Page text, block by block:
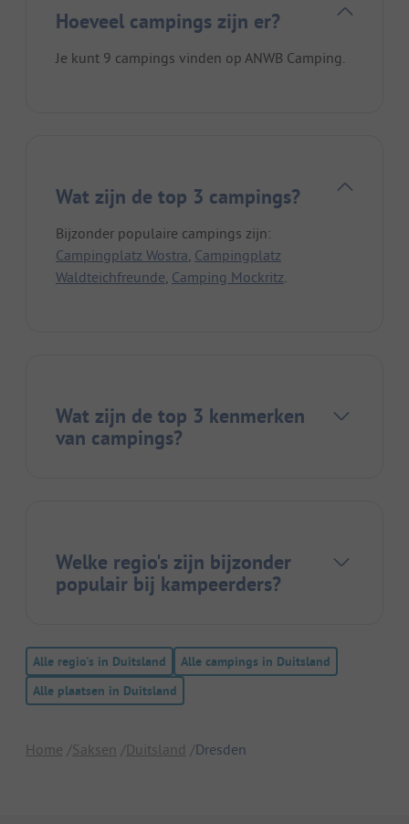
Hoeveel campings zijn er?
Je kunt 9 campings vinden op ANWB Camping.
Wat zijn de top 3 campings?
Bijzonder populaire campings zijn:
Campingplatz Wostra, Campingplatz
Waldteichfreunde, Camping Mockritz.
Wat zijn de top 3 kenmerken
van campings?
Welke regio's zijn bijzonder
populair bij kampeerders?
Alle regio's in Duitsland
Alle campings in Duitsland
Alle plaatsen in Duitsland
Home Saksen Duitsland Dresden